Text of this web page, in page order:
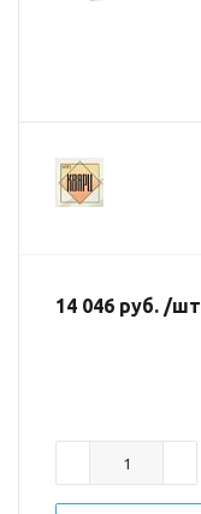
14 046 руб. /шт